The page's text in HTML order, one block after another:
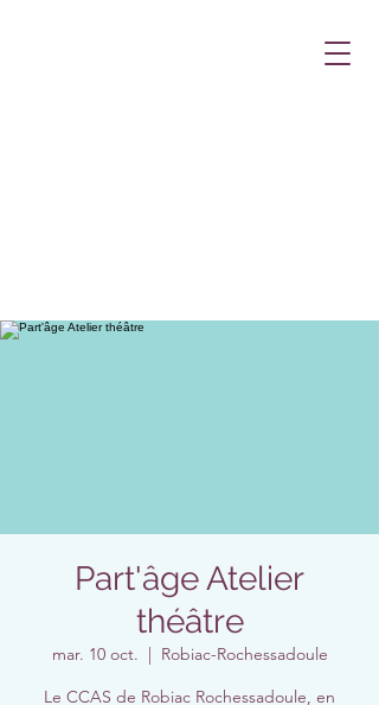
Part'âge Atelier
théâtre
mar. 10 oct.
  |
Robiac-Rochessadoule
Le CCAS de Robiac Rochessadoule, en